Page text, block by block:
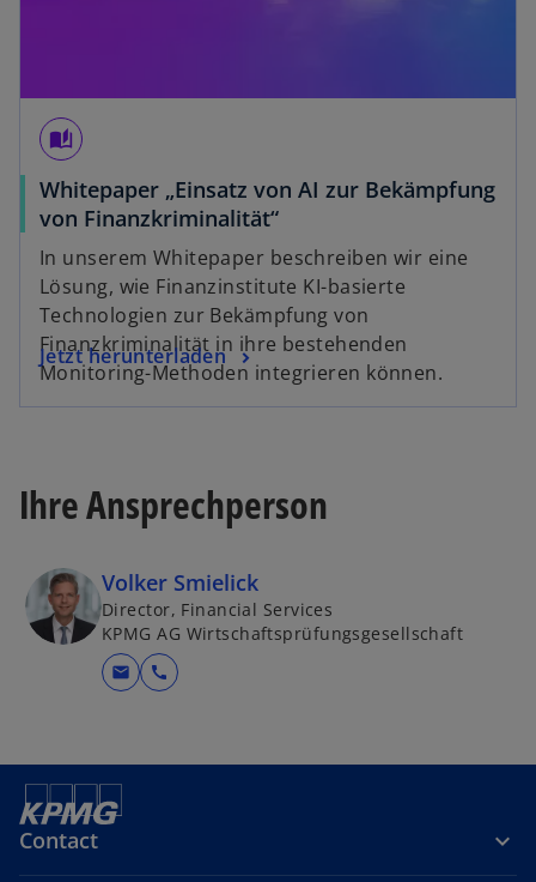
auto_stories
Whitepaper „Einsatz von AI zur Bekämpfung
von Finanzkriminalität“o
e
n
s
n
w
In unserem Whitepaper beschreiben wir eine
Lösung, wie Finanzinstitute KI-basierte
Technologien zur Bekämpfung von
Finanzkriminalität in ihre bestehenden
Monitoring-Methoden integrieren können.
Jetzt herunterladen
o
p
e
i
n
n
e
w
Ihre Ansprechperson
Volker Smielick
Director, Financial Services
KPMG AG Wirtschaftsprüfungsgesellschaft
mail call
Contact